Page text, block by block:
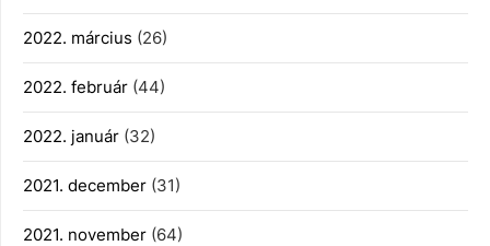
2022. március (26)
2022. február (44)
2022. január (32)
2021. december (31)
2021. november (64)